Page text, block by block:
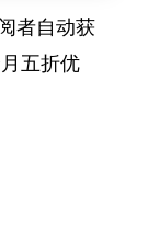
者自动获
五折优